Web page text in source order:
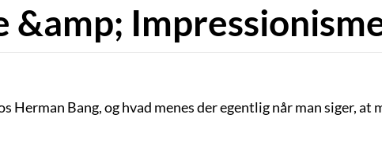
&amp;
Herman Bang, og hvad menes der egentlig når man siger, at